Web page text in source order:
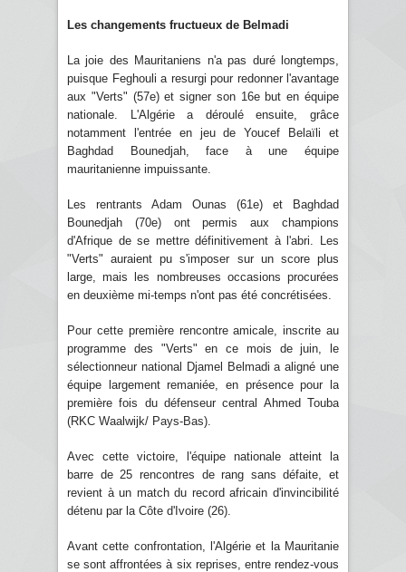
Les changements fructueux de Belmadi
La joie des Mauritaniens n'a pas duré longtemps,
puisque Feghouli a resurgi pour redonner l'avantage
aux "Verts" (57e) et signer son 16e but en équipe
nationale. L'Algérie a déroulé ensuite, grâce
notamment l'entrée en jeu de Youcef Belaïli et
Baghdad Bounedjah, face à une équipe
mauritanienne impuissante.
Les rentrants Adam Ounas (61e) et Baghdad
Bounedjah (70e) ont permis aux champions
d'Afrique de se mettre définitivement à l'abri. Les
"Verts" auraient pu s'imposer sur un score plus
large, mais les nombreuses occasions procurées
en deuxième mi-temps n'ont pas été concrétisées.
Pour cette première rencontre amicale, inscrite au
programme des "Verts" en ce mois de juin, le
sélectionneur national Djamel Belmadi a aligné une
équipe largement remaniée, en présence pour la
première fois du défenseur central Ahmed Touba
(RKC Waalwijk/ Pays-Bas).
Avec cette victoire, l'équipe nationale atteint la
barre de 25 rencontres de rang sans défaite, et
revient à un match du record africain d'invincibilité
détenu par la Côte d'Ivoire (26).
Avant cette confrontation, l'Algérie et la Mauritanie
se sont affrontées à six reprises, entre rendez-vous